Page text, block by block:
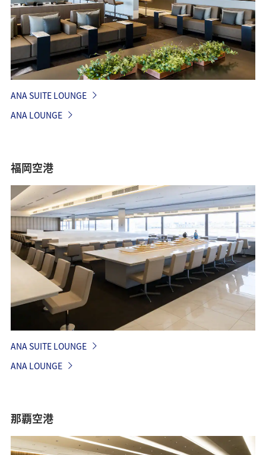
ANA SUITE LOUNGE
ANA LOUNGE
福岡空港
ANA SUITE LOUNGE
ANA LOUNGE
那覇空港